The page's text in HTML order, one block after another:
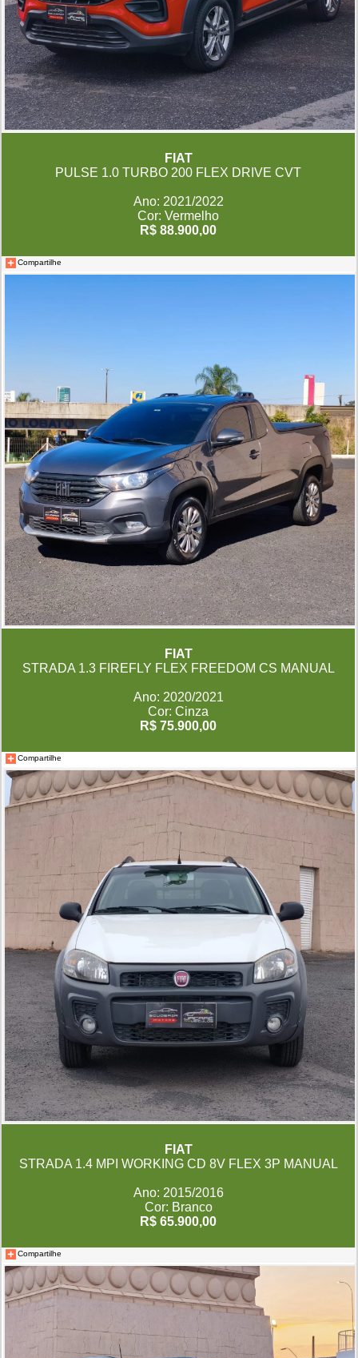
FIAT
PULSE 1.0 TURBO 200 FLEX DRIVE CVT
Ano: 2021/2022
Cor: Vermelho
R$ 88.900,00
Compartilhe
FIAT
STRADA 1.3 FIREFLY FLEX FREEDOM CS MANUAL
Ano: 2020/2021
Cor: Cinza
R$ 75.900,00
Compartilhe
FIAT
STRADA 1.4 MPI WORKING CD 8V FLEX 3P MANUAL
Ano: 2015/2016
Cor: Branco
R$ 65.900,00
Compartilhe